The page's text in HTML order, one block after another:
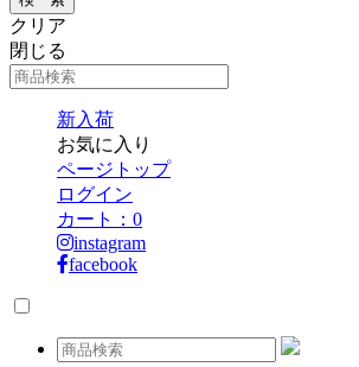
クリア
閉じる
新入荷
お気に入り
ページトップ
ログイン
カート： 0
instagram
facebook